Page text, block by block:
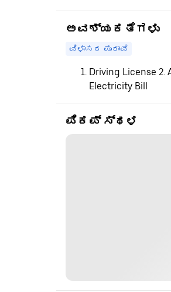
ಅವಶ್ಯಕತೆಗಳು
ವಿಳಾಸದ ಪುರಾವೆ
Driving License 2.
Electricity Bill
ಪಿಕಪ್ ಸ್ಥಳ